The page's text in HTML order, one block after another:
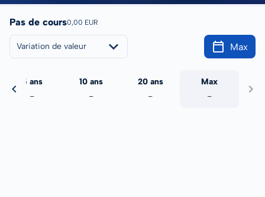
Pas de cours0,00 EUR
Variation de valeur Max
5 ans
-
10 ans
-
20 ans
-
Max
-